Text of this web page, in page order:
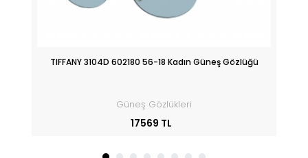
TIFFANY 3104D 602180 56-18 Kadın Güneş Gözlüğü
Güneş Gözlükleri
17569 TL